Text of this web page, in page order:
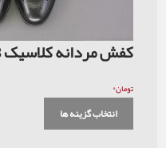
کفش مردانه کلاسیک 928 مشکی
تومان۰
انتخاب گزینه ها